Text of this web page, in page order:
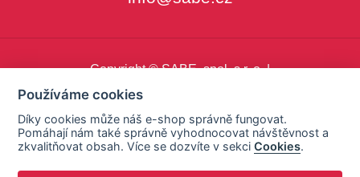
Copyright © SABE, spol. s r. o. |
Používáme cookies
Díky cookies může náš e-shop správně fungovat.
Pomáhají nám také správně vyhodnocovat návštěvnost a
zkvalitňovat obsah. Více se dozvíte v sekciCookies.